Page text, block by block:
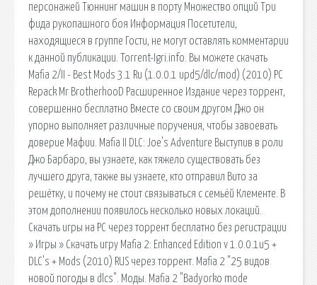
персонажей Тюннинг машин в порту Множество опций Три
фида рукопашного боя Информация Посетители,
находящиеся в группе Гости, не могут оставлять комментарии
к данной публикации. Torrent-Igri.info. Вы можете скачать
Mafia 2/II - Best Mods 3.1 Ru (1.0.0.1 upd5/dlc/mod) (2010) PC
Repack Mr BrotherhooD Расширенное Издание через торрент,
совершенно бесплатно Вместе со своим другом Джо он
упорно выполняет различные поручения, чтобы завоевать
доверие Мафии. Mafia II DLC: Joe's Adventure Выступив в роли
Джо Барбаро, вы узнаете, как тяжело существовать без
лучшего друга, также вы узнаете, кто отправил Вито за
решётку, и почему не стоит связываться с семьёй Клементе. В
этом дополнении появилось несколько новых локаций.
Скачать игры на PC через торрент бесплатно без регистрации
» Игры » Скачать игру Mafia 2: Enhanced Edition v 1.0.0.1u5 +
DLC's + Mods (2010) RUS через торрент. Mafia 2 "25 видов
новой погоды в dlcs". Моды. Mafia 2 "Badyorko mode